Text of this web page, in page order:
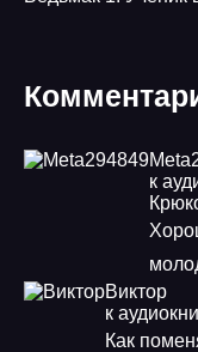
к
Виктор
к
Как